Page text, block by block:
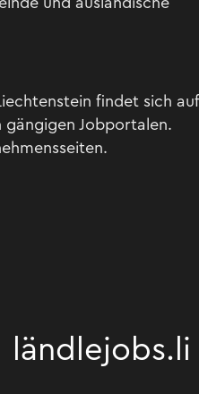
findet sich auf
gängigen Jobportalen.
ländlejobs.li